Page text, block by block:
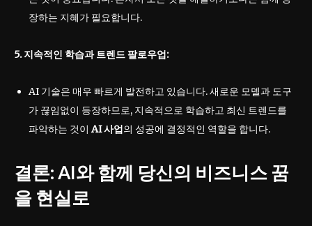
장하는 지혜가 필요합니다.
5. 지속적인 학습과 트렌드 팔로우업:
AI 기술은 매우 빠르게 발전하고 있습니다. 새로운 모델과 도구
가 끊임없이 등장하므로, 지속적으로 학습하고 최신 트렌드를
파악하는 것이 AI 사업의 성공에 결정적인 역할을 합니다.
결론: AI와 함께 당신의 비즈니스 꿈
을 현실로